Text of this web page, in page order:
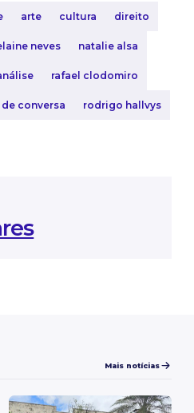
arte cultura direito
neves natalie alsa
rafael clodomiro
conversa rodrigo hallvys
Mais notícias